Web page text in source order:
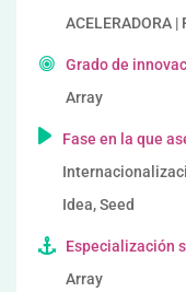
ACELERADORA
Grado de
Array
Fase en la que
Idea, Seed
Especialización
Array